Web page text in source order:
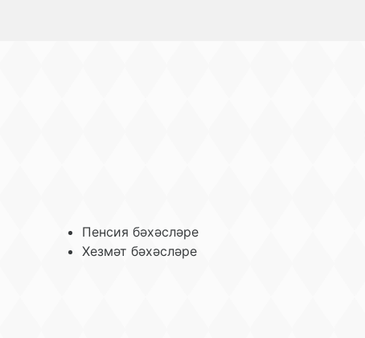
Пенсия бәхәсләре
Хезмәт бәхәсләре